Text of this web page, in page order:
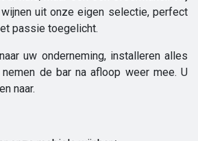
uit onze eigen selectie, perfect
passie toegelicht.
uw onderneming, installeren alles
de bar na afloop weer mee. U
naar.